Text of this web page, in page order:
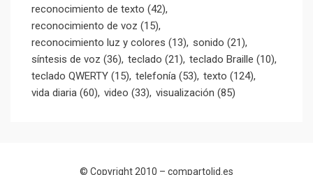
reconocimiento de texto (42)
reconocimiento de voz (15)
reconocimiento luz y colores (13) sonido (21)
síntesis de voz (36) teclado (21) teclado Braille (10)
teclado QWERTY (15) telefonía (53) texto (124)
vida diaria (60) video (33) visualización (85)
© Copyright 2010 – compartolid.es